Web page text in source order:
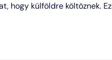
hogy külföldre költöznek.